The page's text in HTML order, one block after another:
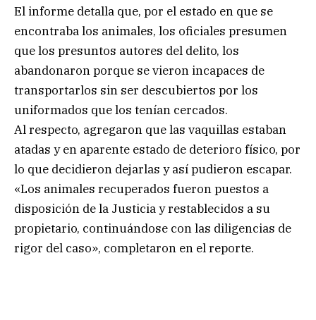
El informe detalla que, por el estado en que se
encontraba los animales, los oficiales presumen
que los presuntos autores del delito, los
abandonaron porque se vieron incapaces de
transportarlos sin ser descubiertos por los
uniformados que los tenían cercados.
Al respecto, agregaron que las vaquillas estaban
atadas y en aparente estado de deterioro físico, por
lo que decidieron dejarlas y así pudieron escapar.
«Los animales recuperados fueron puestos a
disposición de la Justicia y restablecidos a su
propietario, continuándose con las diligencias de
rigor del caso», completaron en el reporte.